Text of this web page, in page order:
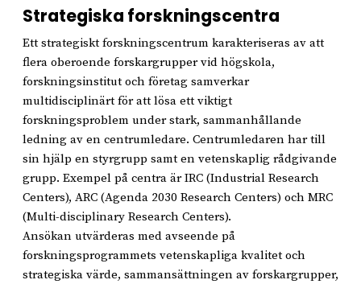
Strategiska forskningscentra
Ett strategiskt forskningscentrum karakteriseras av att
flera oberoende forskargrupper vid högskola,
forskningsinstitut och företag samverkar
multidisciplinärt för att lösa ett viktigt
forskningsproblem under stark, sammanhållande
ledning av en centrumledare. Centrumledaren har till
sin hjälp en styrgrupp samt en vetenskaplig rådgivande
grupp. Exempel på centra är IRC (Industrial Research
Centers), ARC (Agenda 2030 Research Centers) och MRC
(Multi-disciplinary Research Centers).
Ansökan utvärderas med avseende på
forskningsprogrammets vetenskapliga kvalitet och
strategiska värde, sammansättningen av forskargrupper,